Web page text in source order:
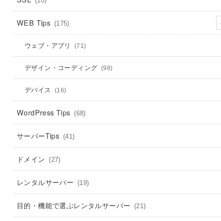
WEB Tips (175)
ウェブ・アプリ (71)
デザイン・コーディング (98)
デバイス (16)
WordPress Tips (68)
サーバーTips (41)
ドメイン (27)
レンタルサーバー (19)
目的・機能で選ぶレンタルサーバー (21)